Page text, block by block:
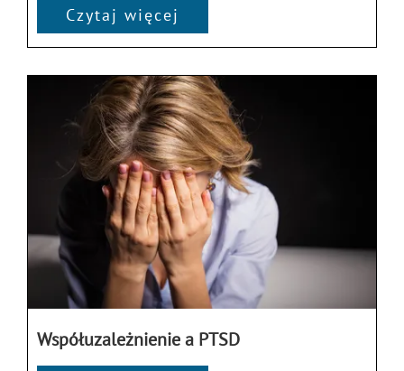
Czytaj więcej
Współuzależnienie a PTSD